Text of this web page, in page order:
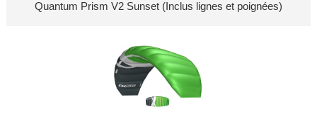
Quantum Prism V2 Sunset (Inclus lignes et poignées)